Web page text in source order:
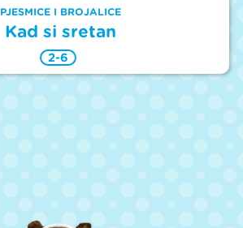
PJESMICE I BROJALICE
Kad si sretan
2-6